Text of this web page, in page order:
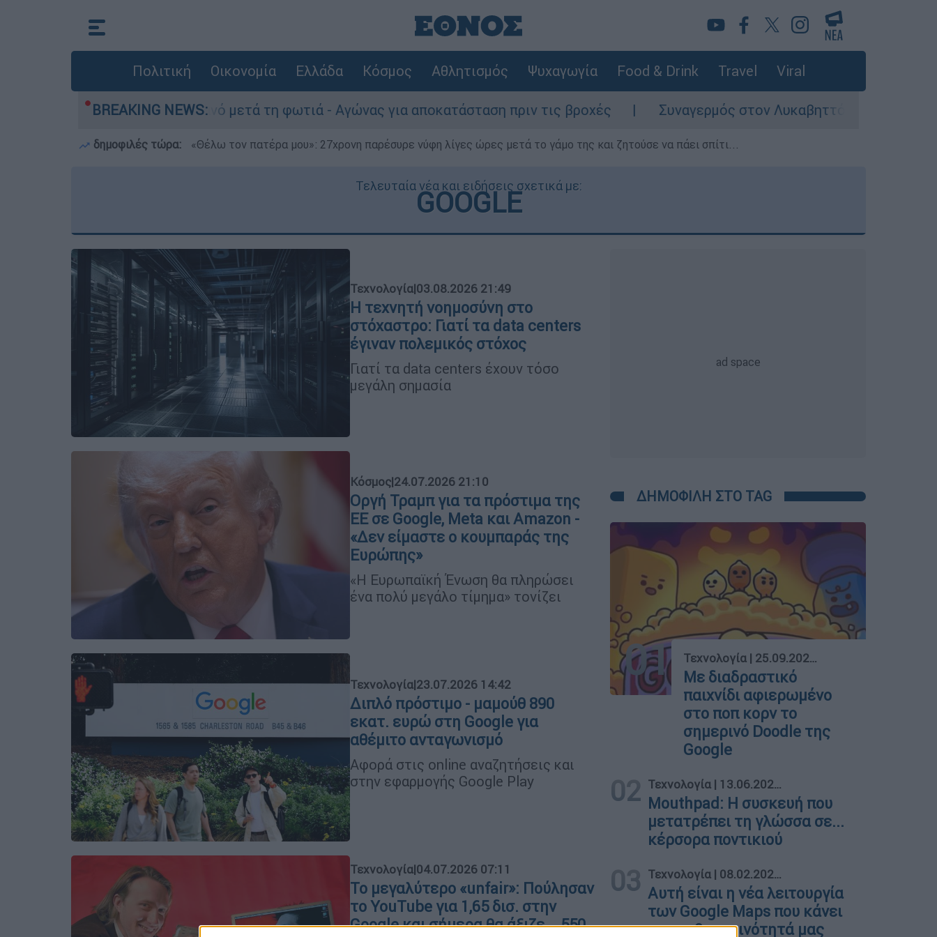
Πολιτική Οικονομία Ελλάδα Κόσμος Αθλητισμός Ψυχαγωγία Food & Drink Travel Viral
BREAKING NEWS:
στο Πόρτο Γερμανό μετά τη φωτιά - Αγώνας για αποκατάσταση πριν τις βροχές Συναγερμός στον Λυκαβηττό: Σορός σε προχωρημένη
δημοφιλές τώρα: «Θέλω τον πατέρα μου»: 27χρονη παρέσυρε νύφη λίγες ώρες μετά το γάμο της και ζητούσε να πάει σπίτι...
Τελευταία νέα και ειδήσεις σχετικά με:
GOOGLE
Τεχνολογία|03.08.2026 21:49
Η τεχνητή νοημοσύνη στο
στόχαστρο: Γιατί τα data centers
έγιναν πολεμικός στόχος
Γιατί τα data centers έχουν τόσο
μεγάλη σημασία
Κόσμος|24.07.2026 21:10
Οργή Τραμπ για τα πρόστιμα της
ΕΕ σε Google, Meta και Amazon -
«Δεν είμαστε ο κουμπαράς της
Ευρώπης»
«Η Ευρωπαϊκή Ένωση θα πληρώσει
ένα πολύ μεγάλο τίμημα» τονίζει
Τεχνολογία|23.07.2026 14:42
Διπλό πρόστιμο - μαμούθ 890
εκατ. ευρώ στη Google για
αθέμιτο ανταγωνισμό
Αφορά στις online αναζητήσεις και
στην εφαρμογής Google Play
Τεχνολογία|04.07.2026 07:11
Το μεγαλύτερο «unfair»: Πούλησαν
το YouTube για 1,65 δισ. στην
Google και σήμερα θα άξιζε... 550
ΔΗΜΟΦΙΛΗ ΣΤΟ TAG
01 Τεχνολογία | 25.09.2024 07:38
Με διαδραστικό
παιχνίδι αφιερωμένο
στο ποπ κορν το
σημερινό Doodle της
Google
02 Τεχνολογία | 13.06.2024 19:54
Mouthpad: Η συσκευή που
μετατρέπει τη γλώσσα σε...
κέρσορα ποντικιού
03 Τεχνολογία | 08.02.2023 11:35
Αυτή είναι η νέα λειτουργία
των Google Maps που κάνει
την καθημερινότητά μας